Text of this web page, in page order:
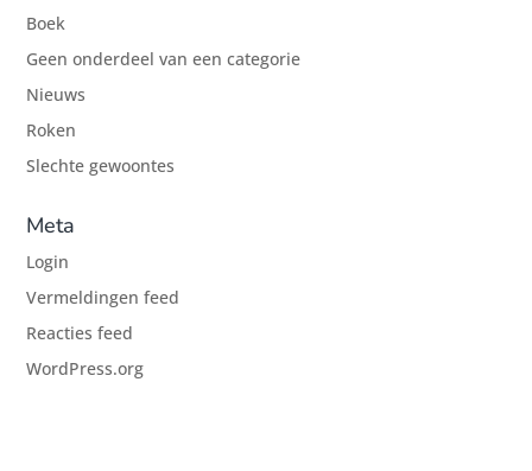
Boek
Geen onderdeel van een categorie
Nieuws
Roken
Slechte gewoontes
Meta
Login
Vermeldingen feed
Reacties feed
WordPress.org